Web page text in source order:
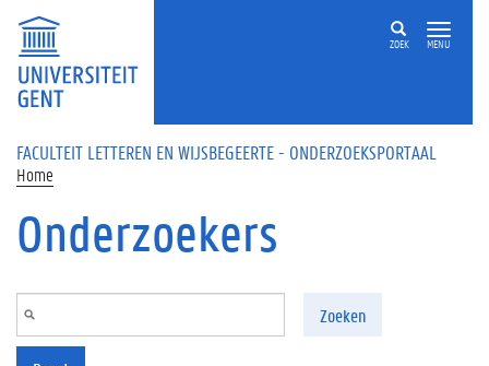
Overslaan en naar de inhoud gaan
ZOEK MENU
FACULTEIT LETTEREN EN WIJSBEGEERTE - ONDERZOEKSPORTAAL
Home
Onderzoekers
Zoeken